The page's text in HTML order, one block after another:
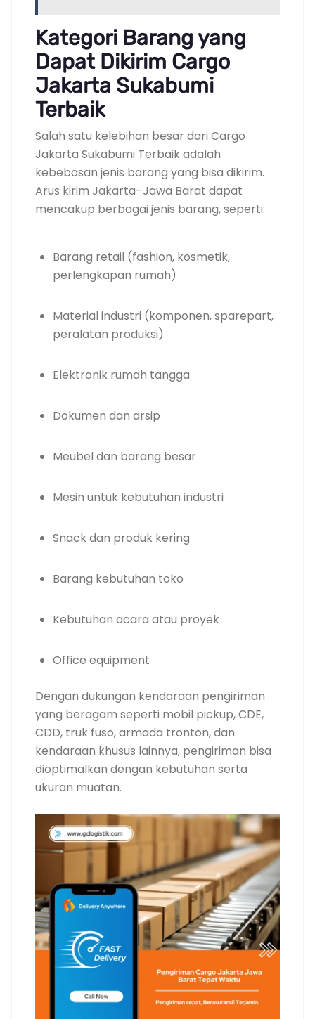
Kategori Barang yang
Dapat Dikirim Cargo
Jakarta Sukabumi
Terbaik
Salah satu kelebihan besar dari Cargo
Jakarta Sukabumi Terbaik adalah
kebebasan jenis barang yang bisa dikirim.
Arus kirim Jakarta–Jawa Barat dapat
mencakup berbagai jenis barang, seperti:
Barang retail (fashion, kosmetik,
perlengkapan rumah)
Material industri (komponen, sparepart,
peralatan produksi)
Elektronik rumah tangga
Dokumen dan arsip
Meubel dan barang besar
Mesin untuk kebutuhan industri
Snack dan produk kering
Barang kebutuhan toko
Kebutuhan acara atau proyek
Office equipment
Dengan dukungan kendaraan pengiriman
yang beragam seperti mobil pickup, CDE,
CDD, truk fuso, armada tronton, dan
kendaraan khusus lainnya, pengiriman bisa
dioptimalkan dengan kebutuhan serta
ukuran muatan.